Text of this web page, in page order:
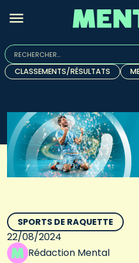
Rechercher :
Quand les résultats de l'auto-
CLASSEMENTS/RÉSULTATS
SPORTS DE RAQUETTE
22/08/2024
Rédaction Mental